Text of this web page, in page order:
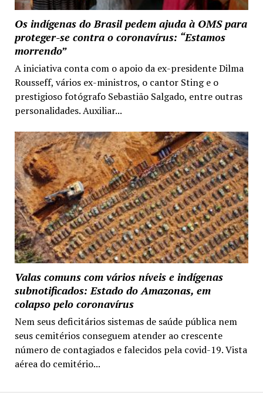
Os indígenas do Brasil pedem ajuda à OMS para
proteger-se contra o coronavírus: “Estamos
morrendo”
A iniciativa conta com o apoio da ex-presidente Dilma
Rousseff, vários ex-ministros, o cantor Sting e o
prestigioso fotógrafo Sebastião Salgado, entre outras
personalidades. Auxiliar...
Valas comuns com vários níveis e indígenas
subnotificados: Estado do Amazonas, em
colapso pelo coronavírus
Nem seus deficitários sistemas de saúde pública nem
seus cemitérios conseguem atender ao crescente
número de contagiados e falecidos pela covid-19. Vista
aérea do cemitério...